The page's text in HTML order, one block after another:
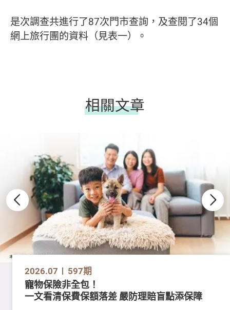
是次調查共進行了87次門市查詢，及查閱了34個
網上旅行團的資料（見表一）。
相關文章
2026.07 597期
寵物保險非全包！
一文看清保費保額落差 嚴防理賠盲點添保障